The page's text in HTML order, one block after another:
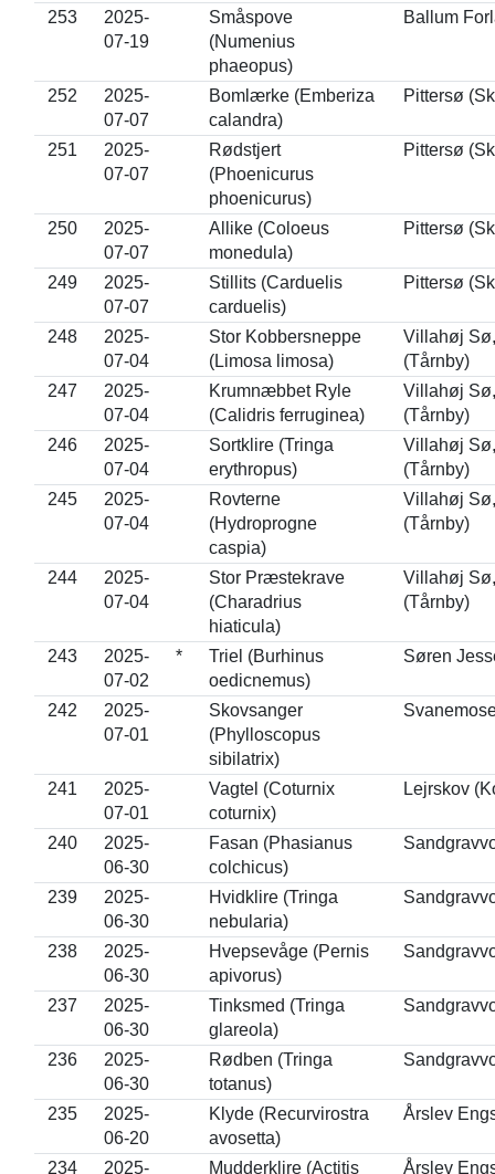
253
2025-
07-19
Småspove
(Numenius
phaeopus)
Ballum
252
2025-
07-07
Bomlærke (Emberiza
calandra)
Pittersø
251
2025-
07-07
Rødstjert
(Phoenicurus
phoenicurus)
Pittersø
250
2025-
07-07
Allike (Coloeus
monedula)
Pittersø
249
2025-
07-07
Stillits (Carduelis
carduelis)
Pittersø
248
2025-
07-04
Stor Kobbersneppe
(Limosa limosa)
Villahøj
(Tårnby)
247
2025-
07-04
Krumnæbbet Ryle
(Calidris ferruginea)
Villahøj
(Tårnby)
246
2025-
07-04
Sortklire (Tringa
erythropus)
Villahøj
(Tårnby)
245
2025-
07-04
Rovterne
(Hydroprogne
caspia)
Villahøj
(Tårnby)
244
2025-
07-04
Stor Præstekrave
(Charadrius
hiaticula)
Villahøj
(Tårnby)
243
2025-
07-02
*
Triel (Burhinus
oedicnemus)
Søren
242
2025-
07-01
Skovsanger
(Phylloscopus
sibilatrix)
241
2025-
07-01
Vagtel (Coturnix
coturnix)
Lejrskov
240
2025-
06-30
Fasan (Phasianus
colchicus)
239
2025-
06-30
Hvidklire (Tringa
nebularia)
238
2025-
06-30
Hvepsevåge (Pernis
apivorus)
237
2025-
06-30
Tinksmed (Tringa
glareola)
236
2025-
06-30
Rødben (Tringa
totanus)
235
2025-
06-20
Klyde (Recurvirostra
avosetta)
Årslev
234 2025- Mudderklire (Actitis Årslev